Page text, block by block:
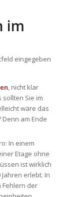
im
eingegeben
, nicht klar
sollten Sie im
wäre das
am Ende
In einem
Etage ohne
ist wirklich
erlebt. In
Fehlern der